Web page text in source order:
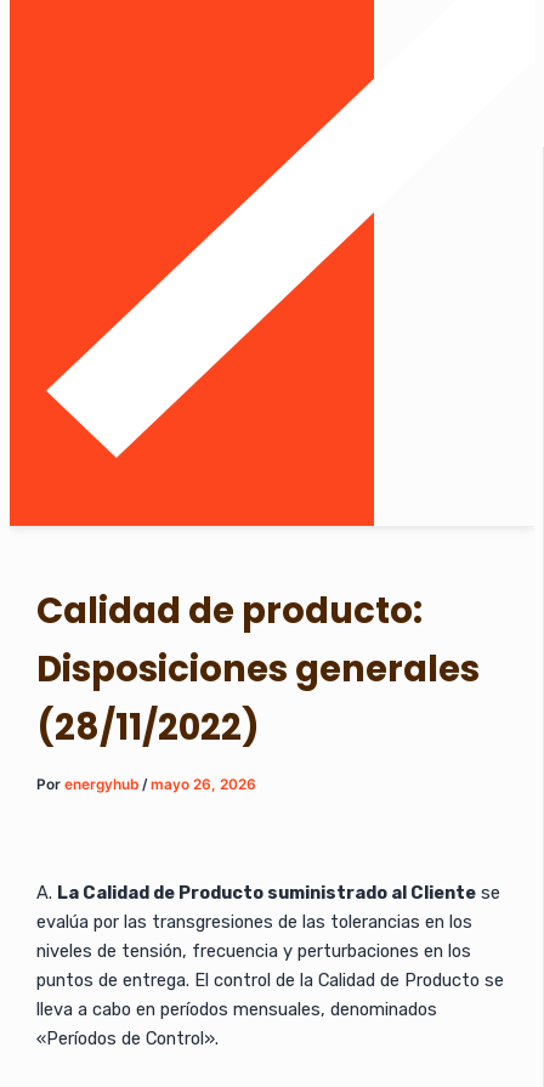
Calidad de producto:
Disposiciones generales
(28/11/2022)
Porenergyhub/mayo 26, 2026
A. La Calidad de Producto suministrado al Cliente se
evalúa por las transgresiones de las tolerancias en los
niveles de tensión, frecuencia y perturbaciones en los
puntos de entrega. El control de la Calidad de Producto se
lleva a cabo en períodos mensuales, denominados
«Períodos de Control».